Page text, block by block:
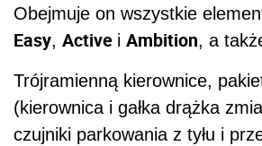
Obejmuje on wszystkie
Easy, Active i Ambition, a
Trójramienną kierownice,
(kierownica i gałka drążka
czujniki parkowania z tyłu i